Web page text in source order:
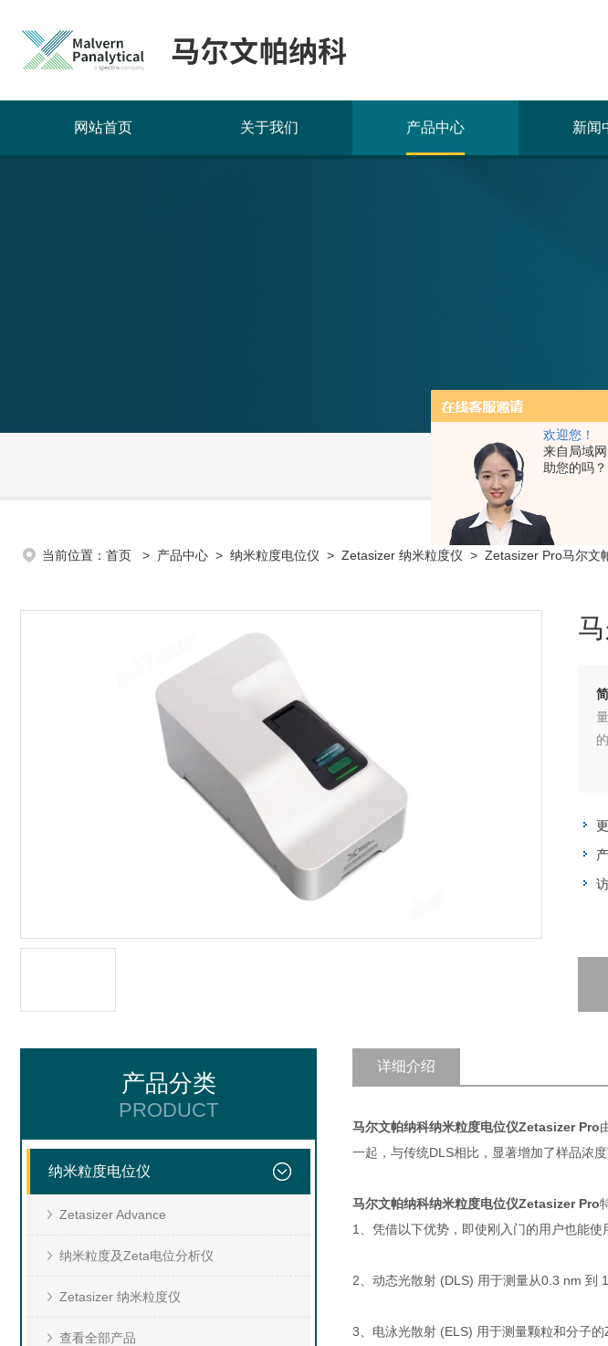
欢迎您！
来自局域
助您的吗？
网站首页 关于我们 产品中心 新闻
当前位置： 首页 > 产品中心 > 纳米粒度电位仪 > Zetasizer 纳米粒度仪 > Zetasizer Pro马尔文
产品分类
PRODUCT
纳米粒度电位仪
Zetasizer Advance
纳米粒度及Zeta电位分析仪
Zetasizer 纳米粒度仪
查看全部产品
详细介绍
马尔文帕纳科纳米粒度电位仪Zetasizer Pro
一起，与传统DLS相比，显著增加了样品浓
马尔文帕纳科纳米粒度电位仪Zetasizer Pro
1、凭借以下优势，即使刚入门的用户也能
2、动态光散射 (DLS) 用于测量从0.3 nm 到
3、电泳光散射 (ELS) 用于测量颗粒和分子